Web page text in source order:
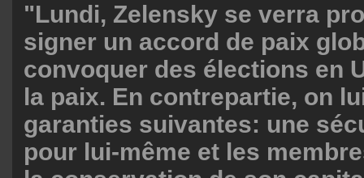
"Lundi, Zelensky se verra
signer un accord de paix
convoquer des élections en
la paix. En contrepartie, on
garanties suivantes: une
pour lui-même et les